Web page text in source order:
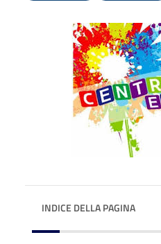
INDICE DELLA PAGINA